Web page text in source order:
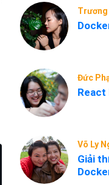
Trương
Đức
React
Võ Ly
Giải